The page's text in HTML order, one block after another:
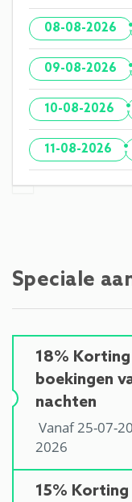
08-08-2026
09-08-2026
10-08-2026 ·
11-08-2026 ·
Speciale
18%
boekingen
nachten
Vanaf 25-07-
2026
15%